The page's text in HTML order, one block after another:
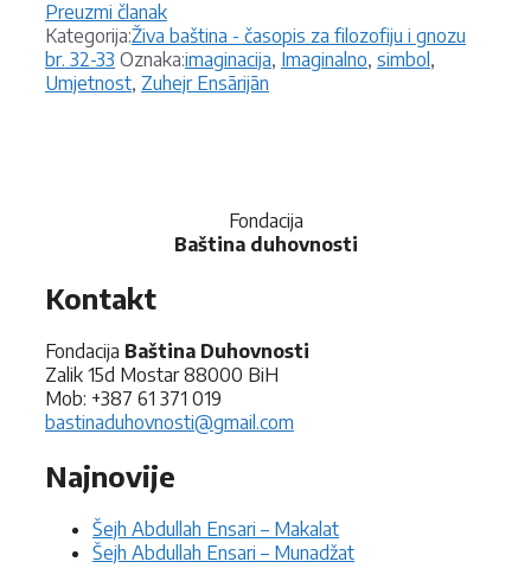
Preuzmi članak
Kategorija:Kategorije
Živa baština - časopis za filozofiju i gnozu
br. 32-33 Oznaka:Oznake
imaginacija, Imaginalno, simbol ,
Umjetnost, Zuhejr Ensārijān
Fondacija
Baština duhovnosti
Kontakt
Fondacija Baština Duhovnosti
Zalik 15d Mostar 88000 BiH
Mob: +387 61 371 019
bastinaduhovnosti@gmail.com
Najnovije
Šejh Abdullah Ensari – Makalat
Šejh Abdullah Ensari – Munadžat